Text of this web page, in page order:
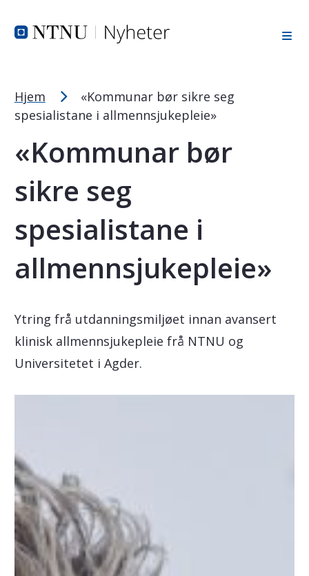
PC: Press ned CTRL og klikk på + (pluss) for å forstørre
Hjem
«Kommunar bør sikre seg
spesialistane i allmennsjukepleie»
«Kommunar bør
sikre seg
spesialistane i
allmennsjukepleie»
Ytring frå utdanningsmiljøet innan avansert
klinisk allmennsjukepleie frå NTNU og
Universitetet i Agder.